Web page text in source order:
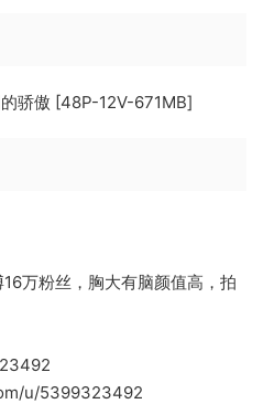
骄傲 [48P-12V-671MB]
万粉丝，胸大有脑颜值高，拍
u/5399323492